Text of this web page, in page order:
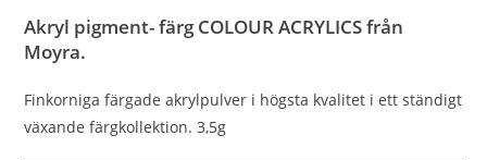
Akryl pigment- färg COLOUR ACRYLICS från
Moyra.
Finkorniga färgade akrylpulver i högsta kvalitet i ett ständigt
växande färgkollektion. 3,5g